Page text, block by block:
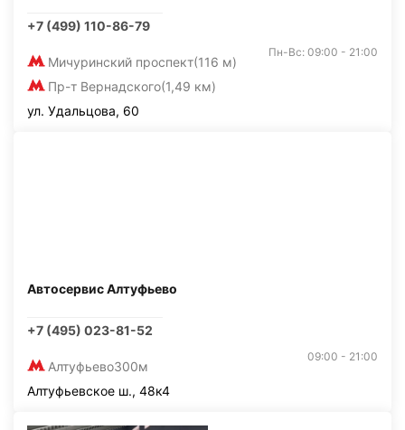
+7 (499) 110-86-79
Мичуринский проспект(116 м)
Пр-т Вернадского(1,49 км)
Пн-Вс: 09:00 - 21:00
ул. Удальцова, 60
Автосервис Алтуфьево
+7 (495) 023-81-52
Алтуфьево300м
09:00 - 21:00
Алтуфьевское ш., 48к4